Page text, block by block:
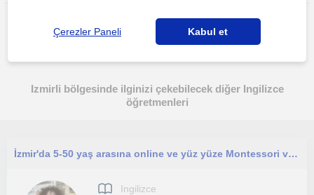
Izmirli bölgesinde ilginizi çekebilecek diğer Ingilizce
öğretmenleri
İzmir'da 5-50 yaş arasına online ve yüz yüze Montessori ve pratik odaklı İngilizce dersleri veriyorum.
Ingilizce
Çerezler Paneli Kabul et